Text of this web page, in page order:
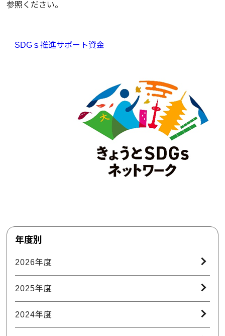
参照ください。
SDGｓ推進サポート資金
年度別
2026年度
2025年度
2024年度